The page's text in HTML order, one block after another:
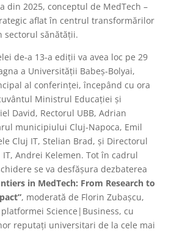
din 2025, conceptul de MedTech –
aflat în centrul transformărilor
sectorul sănătății.
de-a 13-a ediții va avea loc pe 29
a Universității Babeș-Bolyai,
al conferinței, începând cu ora
Ministrul Educației și
David, Rectorul UBB, Adrian
municipiului Cluj-Napoca, Emil
Cluj IT, Stelian Brad, și Directorul
IT, Andrei Kelemen. Tot în cadrul
se va desfășura dezbaterea
in MedTech: From Research to
, moderată de Florin Zubașcu,
Science|Business, cu
reputați universitari de la cele mai